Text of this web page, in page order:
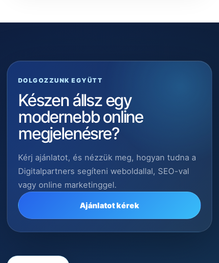
DOLGOZZUNK EGYÜTT
Készen állsz egy
modernebb online
megjelenésre?
Kérj ajánlatot, és nézzük meg, hogyan tudna a
Digitalpartners segíteni weboldallal, SEO-val
vagy online marketinggel.
Ajánlatot kérek